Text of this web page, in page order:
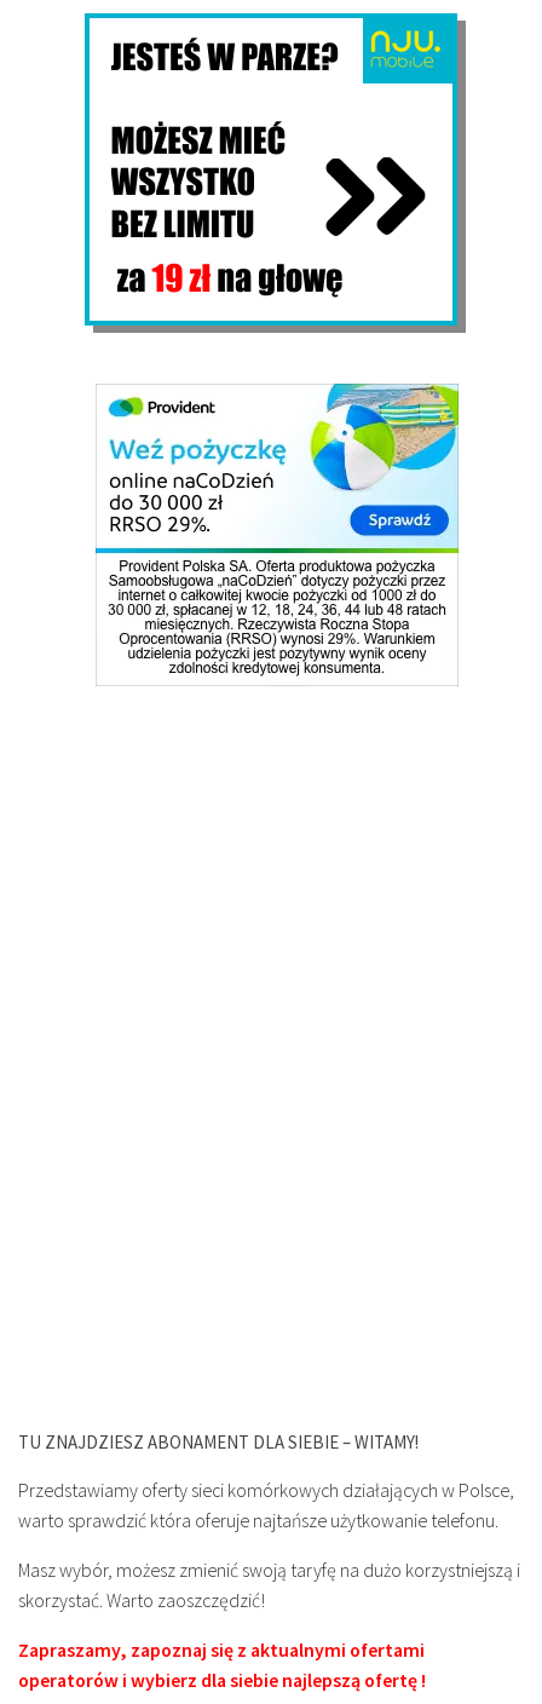
TU ZNAJDZIESZ ABONAMENT DLA SIEBIE – WITAMY!
Przedstawiamy oferty sieci komórkowych działających w Polsce,
warto sprawdzić która oferuje najtańsze użytkowanie telefonu.
Masz wybór, możesz zmienić swoją taryfę na dużo korzystniejszą i
skorzystać. Warto zaoszczędzić!
Zapraszamy, zapoznaj się z aktualnymi ofertami
operatorów i wybierz dla siebie najlepszą ofertę !